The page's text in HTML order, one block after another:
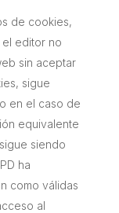
de cookies,
editor no
sin aceptar
sigue
en el caso de
equivalente
siendo
ha
como válidas
al